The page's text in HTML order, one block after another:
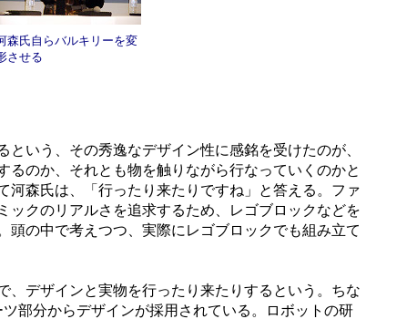
森氏自らバルキリーを変
させる
いう、その秀逸なデザイン性に感銘を受けたのが、
のか、それとも物を触りながら行なっていくのかと
森氏は、「行ったり来たりですね」と答える。ファ
ックのリアルさを追求するため、レゴブロックなどを
の中で考えつつ、実際にレゴブロックでも組み立て
デザインと実物を行ったり来たりするという。ちな
部分からデザインが採用されている。ロボットの研